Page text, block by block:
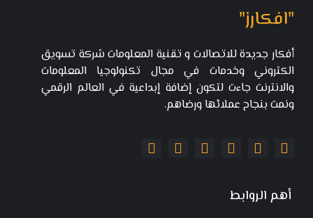
"افكارز"
أفكار جديدة للاتصالات و تقنية المعلومات شركة تسويق
الكتروني وخدمات في مجال تكنولوجيا المعلومات
والانترنت جاءت لتكون إضافة إبداعية في العالم الرقمي
ونمت بنجاح عملائها ورضاهم.
أهم الروابط